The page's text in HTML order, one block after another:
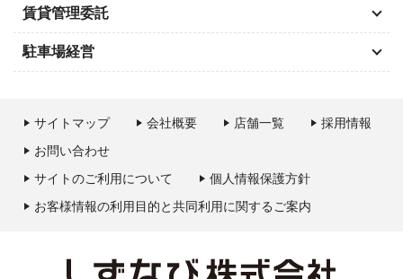
賃貸管理委託
駐車場経営
サイトマップ 会社概要 店舗一覧
採用情報
お問い合わせ
サイトのご利用について
個人情報保護方針
お客様情報の利用目的と共同利用に関するご案内